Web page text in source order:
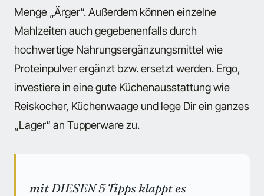
Menge „Ärger“. Außerdem können einzelne
Mahlzeiten auch gegebenenfalls durch
hochwertige Nahrungsergänzungsmittel wie
Proteinpulver ergänzt bzw. ersetzt werden. Ergo,
investiere in eine gute Küchenausstattung wie
Reiskocher, Küchenwaage und lege Dir ein ganzes
„Lager“ an Tupperware zu.
mit DIESEN 5 Tipps klappt es